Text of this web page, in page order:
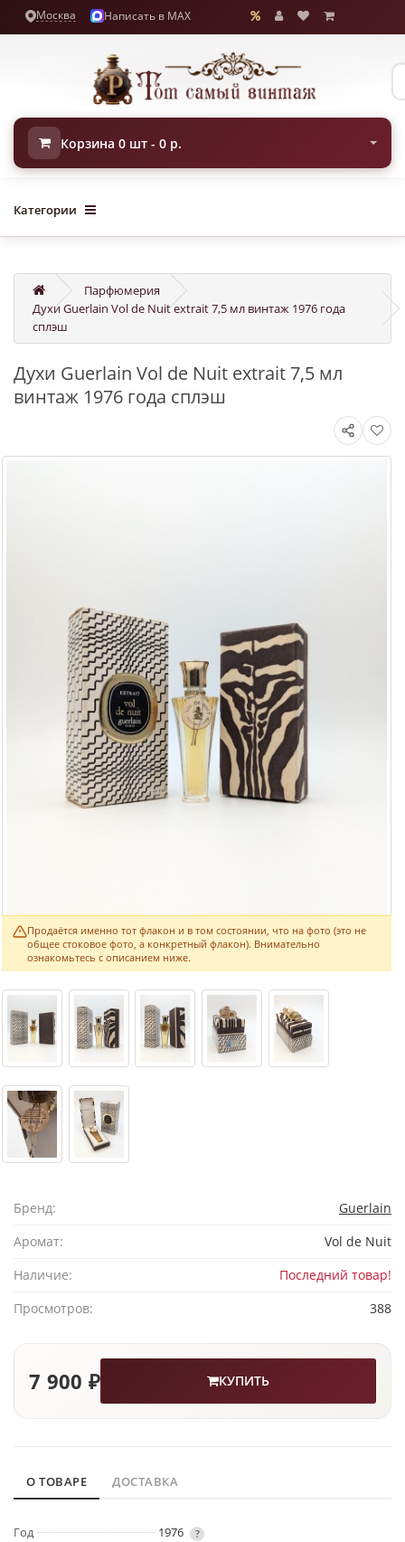
Москва Написать в MAX
Корзина 0 шт - 0 р.
Категории
Парфюмерия
Духи Guerlain Vol de Nuit extrait 7,5 мл винтаж 1976 года
сплэш
Духи Guerlain Vol de Nuit extrait 7,5 мл
винтаж 1976 года сплэш
Продаётся именно тот флакон и в том состоянии, что на фото (это не
общее стоковое фото, а конкретный флакон). Внимательно
ознакомьтесь с описанием ниже.
Бренд:
Guerlain
Аромат:
Vol de Nuit
Наличие:
Последний товар!
Просмотров:
388
7 900 ₽ КУПИТЬ
О ТОВАРЕ ДОСТАВКА
Год 1976 ?